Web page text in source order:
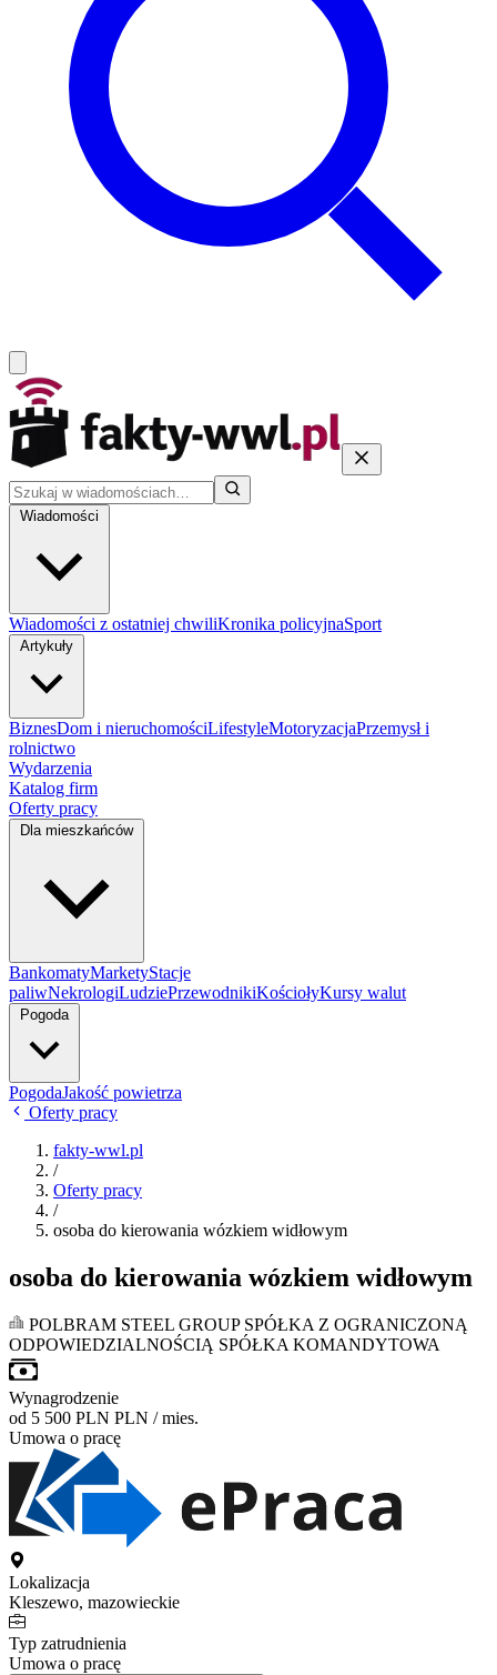
Wiadomości
Wiadomości z ostatniej chwiliKronika policyjnaSport
Artykuły
BiznesDom i nieruchomościLifestyleMotoryzacjaPrzemysł i
rolnictwo
Wydarzenia
Katalog firm
Oferty pracy
Dla mieszkańców
BankomatyMarketyStacje
paliwNekrologiLudziePrzewodnikiKościołyKursy walut
Pogoda
PogodaJakość powietrza
Oferty pracy
fakty-wwl.pl
/
Oferty pracy
/
osoba do kierowania wózkiem widłowym
osoba do kierowania wózkiem widłowym
POLBRAM STEEL GROUP SPÓŁKA Z OGRANICZONĄ
ODPOWIEDZIALNOŚCIĄ SPÓŁKA KOMANDYTOWA
Wynagrodzenie
od 5 500 PLN PLN / mies.
Umowa o pracę
Lokalizacja
Kleszewo, mazowieckie
Typ zatrudnienia
Umowa o pracę